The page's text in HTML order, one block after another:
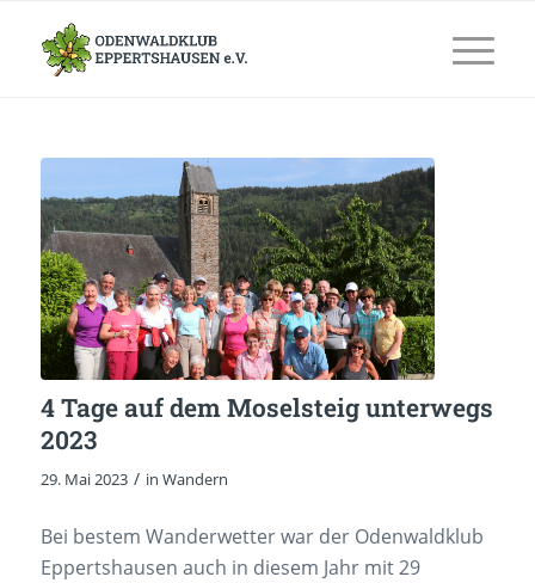
4 Tage auf dem Moselsteig unterwegs
2023
29. Mai 2023 / in Wandern
Bei bestem Wanderwetter war der Odenwaldklub
Eppertshausen auch in diesem Jahr mit 29